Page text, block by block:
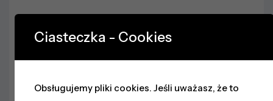
Altivar ATV630
Altivar ATV320
Ciasteczka - Cookies
Obsługujemy pliki cookies. Jeśli uważasz, że to